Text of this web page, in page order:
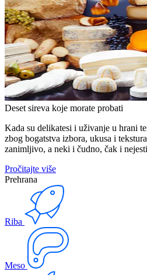
Deset sireva koje morate probati
Kada su delikatesi i uživanje u hrani
zbog bogatstva izbora, ukusa i
zanimljivo, a neki i čudno, čak i
Pročitajte više
Prehrana
Riba
Meso